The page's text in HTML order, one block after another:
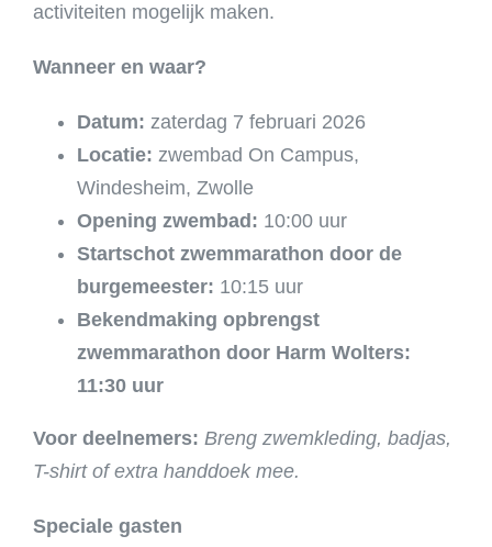
activiteiten mogelijk maken.
Wanneer en waar?
Datum: zaterdag 7 februari 2026
Locatie: zwembad On Campus,
Windesheim, Zwolle
Opening zwembad: 10:00 uur
Startschot zwemmarathon door de
burgemeester: 10:15 uur
Bekendmaking opbrengst
zwemmarathon door Harm Wolters:
11:30 uur
Voor deelnemers: Breng zwemkleding, badjas,
T-shirt of extra handdoek mee.
Speciale gasten